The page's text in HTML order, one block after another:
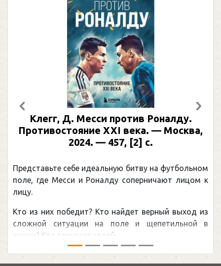
Клегг, Д. Месси против Роналду.
Противостояние XXI века. — Москва,
2024. — 457, [2] с.
Представьте себе идеальную битву на футбольном
поле, где Месси и Роналду соперничают лицом к
лицу.
Кто из них победит? Кто найдет верный выход из
сложной ситуации на поле и щепетильной в
жизни? Кто принесет своей ...
Предыдущий